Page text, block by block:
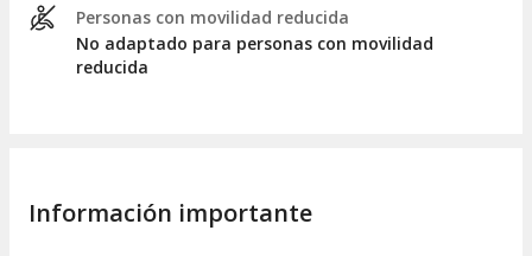
Personas con movilidad reducida
No adaptado para personas con movilidad
reducida
Información importante